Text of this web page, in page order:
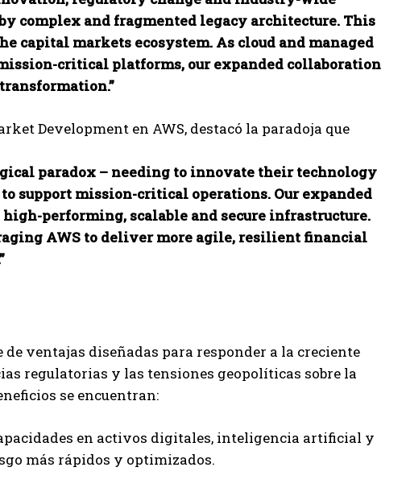
complex and fragmented legacy architecture. This
capital markets ecosystem. As cloud and managed
critical platforms, our expanded collaboration
Development en AWS, destacó la paradoja que
paradox – needing to innovate their technology
mission-critical operations. Our expanded
performing, scalable and secure infrastructure.
AWS to deliver more agile, resilient financial
de ventajas diseñadas para responder a la creciente
regulatorias y las tensiones geopolíticas sobre la
se encuentran:
en activos digitales, inteligencia artificial y
más rápidos y optimizados.